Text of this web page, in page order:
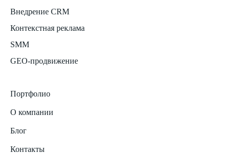
Внедрение CRM
Контекстная реклама
SMM
GEO-продвижение
Портфолио
О компании
Блог
Контакты